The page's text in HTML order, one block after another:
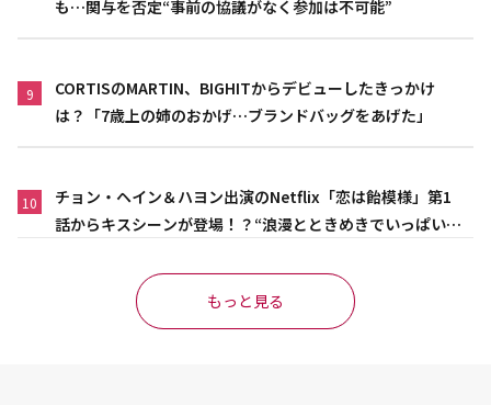
も…関与を否定“事前の協議がなく参加は不可能”
9
CORTISのMARTIN、BIGHITからデビューしたきっかけ
は？「7歳上の姉のおかげ…ブランドバッグをあげた」
10
チョン・ヘイン＆ハヨン出演のNetflix「恋は飴模様」第1
話からキスシーンが登場！？“浪漫とときめきでいっぱいの
もっと見る